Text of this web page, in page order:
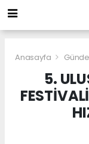
Anasayfa
5.